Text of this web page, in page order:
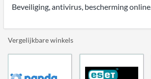
Beveiliging, antivirus, bescherming online.
Vergelijkbare winkels